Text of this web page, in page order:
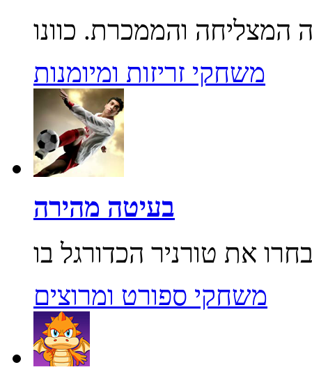
משחקי זריזות ומיומנות
בעיטה מהירה
משחקי ספורט ומרוצים